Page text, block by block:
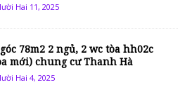
Hai 11, 2025
78m2 2 ngủ, 2 wc tòa hh02c
mới) chung cư Thanh Hà
Hai 4, 2025